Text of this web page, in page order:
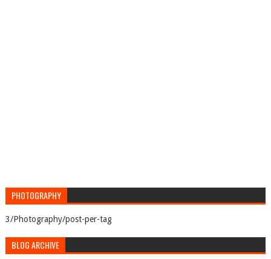
PHOTOGRAPHY
3/Photography/post-per-tag
BLOG ARCHIVE